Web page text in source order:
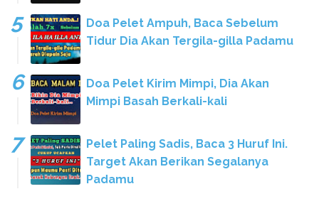
Doa Pelet Ampuh, Baca Sebelum
Tidur Dia Akan Tergila-gilla Padamu
Doa Pelet Kirim Mimpi, Dia Akan
Mimpi Basah Berkali-kali
Pelet Paling Sadis, Baca 3 Huruf Ini.
Target Akan Berikan Segalanya
Padamu